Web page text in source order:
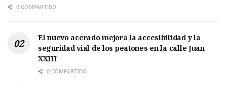
0 COMPARTIDO
El nuevo acerado mejora la accesibilidad y la
seguridad vial de los peatones en la calle Juan
XXIII
0 COMPARTIDO